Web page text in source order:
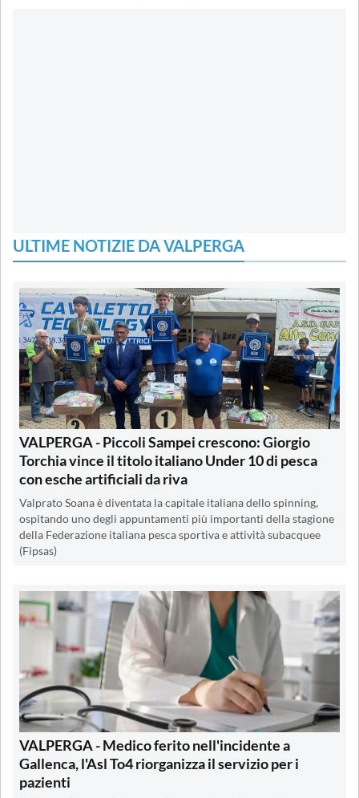
ULTIME NOTIZIE DA VALPERGA
VALPERGA - Piccoli Sampei crescono: Giorgio
Torchia vince il titolo italiano Under 10 di pesca
con esche artificiali da riva
Valprato Soana è diventata la capitale italiana dello spinning,
ospitando uno degli appuntamenti più importanti della stagione
della Federazione italiana pesca sportiva e attività subacquee
(Fipsas)
VALPERGA - Medico ferito nell'incidente a
Gallenca, l'Asl To4 riorganizza il servizio per i
pazienti